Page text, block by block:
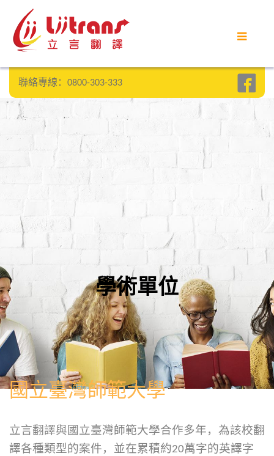
聯絡專線：0800-303-333
學術單位
國立臺灣師範大學
立言翻譯與國立臺灣師範大學合作多年，為該校翻
譯各種類型的案件，並在累積約20萬字的英譯字
首頁
立言優勢
客戶案例
常見問題
聯絡我們
SEARCH